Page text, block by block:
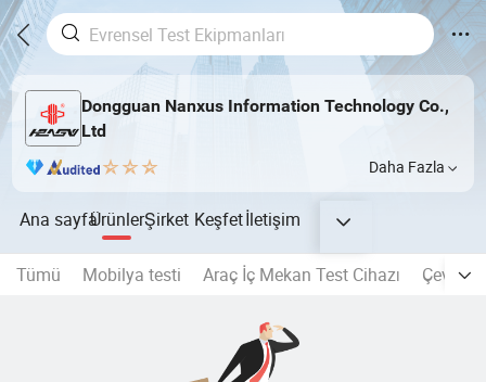
Dongguan Nanxus Information Technology Co.,
Ltd
Daha Fazla
Ana sayfaÜrünlerŞirket Keşfetİletişim
Tümü Mobilya testi Araç İç Mekan Test Cihazı